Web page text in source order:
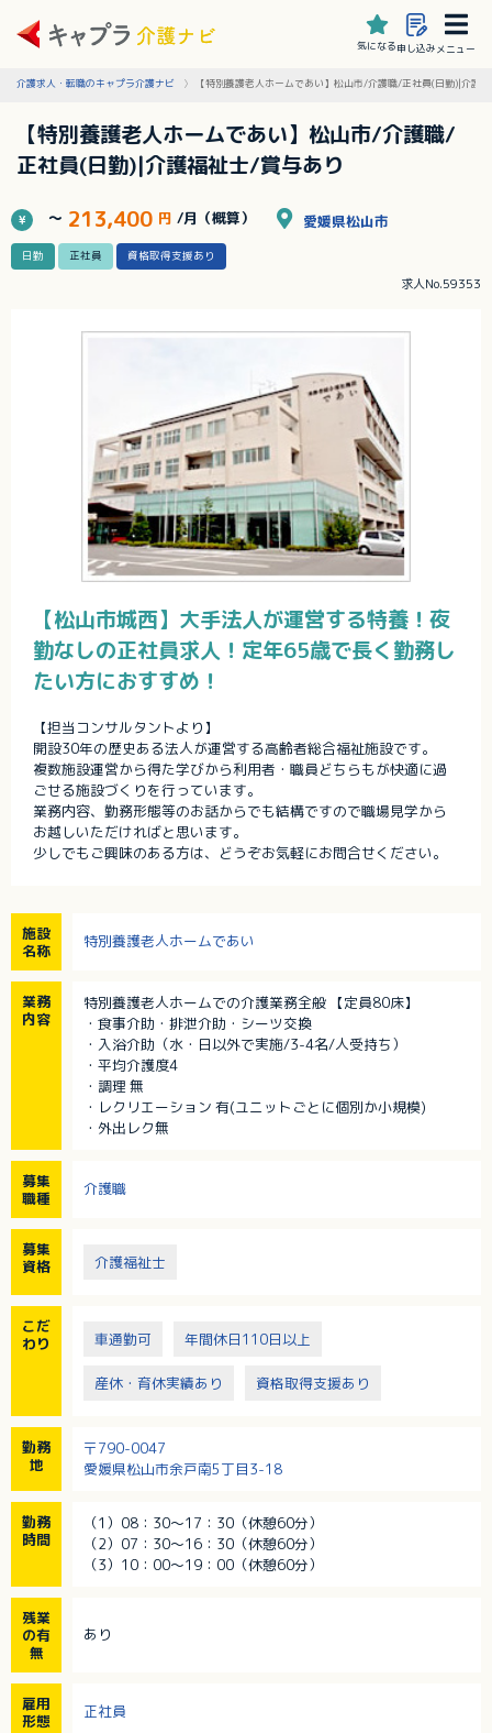
気になる申し込みメニュー
介護求人・転職のキャプラ介護ナビ 【特別養護老人ホームであい】松山市/介護職/正社員(日勤)|介護
【特別養護老人ホームであい】松山市/介護職/
正社員(日勤)|介護福祉士/賞与あり
～ 213,400 円 /月（概算） 愛媛県松山市
日勤 正社員 資格取得支援あり
求人No.59353
【松山市城西】大手法人が運営する特養！夜
勤なしの正社員求人！定年65歳で長く勤務し
たい方におすすめ！
【担当コンサルタントより】
開設30年の歴史ある法人が運営する高齢者総合福祉施設です。
複数施設運営から得た学びから利用者・職員どちらもが快適に過
ごせる施設づくりを行っています。
業務内容、勤務形態等のお話からでも結構ですので職場見学から
お越しいただければと思います。
少しでもご興味のある方は、どうぞお気軽にお問合せください。
施設
名称
特別養護老人ホームであい
業務
内容
特別養護老人ホームでの介護業務全般 【定員80床】
・食事介助・排泄介助・シーツ交換
・入浴介助（水・日以外で実施/3-4名/人受持ち）
・平均介護度4
・調理 無
・レクリエーション 有(ユニットごとに個別か小規模)
・外出レク無
募集
職種
介護職
募集
資格
介護福祉士
こだ
わり
車通勤可 年間休日110日以上
産休・育休実績あり 資格取得支援あり
勤務
地
〒790-0047
愛媛県松山市余戸南5丁目3-18
勤務
時間
（1）08：30～17：30（休憩60分）
（2）07：30～16：30（休憩60分）
（3）10：00～19：00（休憩60分）
残業
の有
無
あり
雇用
形態
正社員